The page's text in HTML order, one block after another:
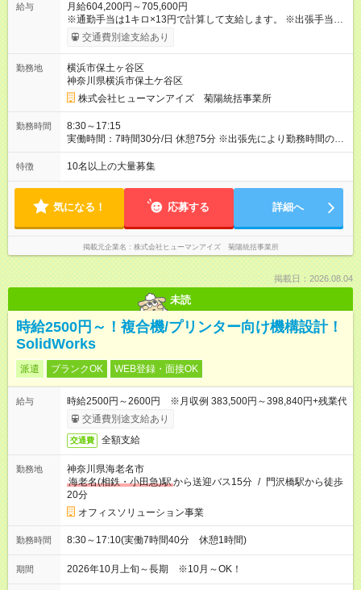
給与
月給604,200円～705,600円
※通勤手当は1キロ×13円で計算して支給します。 ※出張手当
海外・為替により変動(10，000円～15，000円)、国内(4，000
円) ※出張にかかる費用(パスポート取得更新費、3つ星ホテル宿
期間あり 試用期間の長さ：3ヶ月 雇用形態、給与は本採用時と
同じです。
交通費別途支給あり
勤務地
横浜市保土ヶ谷区
神奈川県横浜市保土ケ谷区
株式会社ヒューマンアイズ 菊陽統括事業所
勤務時間
8:30～17:15
実働時間：7時間30分/日 休憩75分 ※出張先により勤務時間の変
更があります 時間外労働：月あたり25時間程度あり
特徴 10名以上の大量募集
気になる！ 応募する 詳細へ
掲載元企業名 株式会社ヒューマンアイズ 菊陽統括事業所
掲載日：2026.08.04
未読
時給2500円～！複合機/プリンター向け機構設計！
SolidWorks
派遣 ブランクOK WEB登録・面接OK
給与
時給2500円～2600円 ※月収例 383,500円～398,840円+残業代
交通費別途支給あり
交通費 全額支給
勤務地
神奈川県海老名市
海老名(相鉄・小田急)駅から送迎バス15分 / 門沢橋駅から徒歩
20分
オフィスソリューション事業
勤務時間 8:30～17:10(実働7時間40分 休憩1時間)
期間 2026年10月上旬～長期 ※10月～OK！